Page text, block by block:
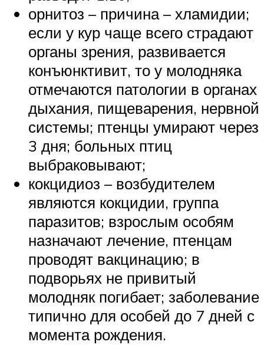
орнитоз – причина – хламидии;
если у кур чаще всего страдают
органы зрения, развивается
конъюнктивит, то у молодняка
отмечаются патологии в органах
дыхания, пищеварения, нервной
системы; птенцы умирают через
3 дня; больных птиц
выбраковывают;
кокцидиоз – возбудителем
являются кокцидии, группа
паразитов; взрослым особям
назначают лечение, птенцам
проводят вакцинацию; в
подворьях не привитый
молодняк погибает; заболевание
типично для особей до 7 дней с
момента рождения.